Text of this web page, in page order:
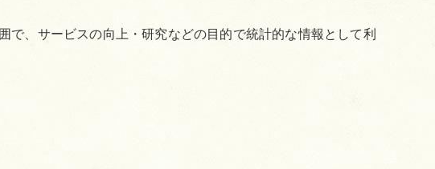
、サービスの向上・研究などの目的で統計的な情報として利